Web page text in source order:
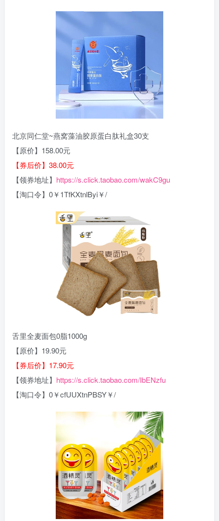
北京同仁堂~燕窝藻油胶原蛋白肽礼盒30支
【原价】158.00元
【券后价】38.00元
【领券地址】 https://s.click.taobao.com/wakC9gu
【淘口令】0￥1TfKXtnlByi￥/
舌里全麦面包0脂1000g
【原价】19.90元
【券后价】17.90元
【领券地址】 https://s.click.taobao.com/IbENzfu
【淘口令】0￥cfUUXtnPBSY￥/